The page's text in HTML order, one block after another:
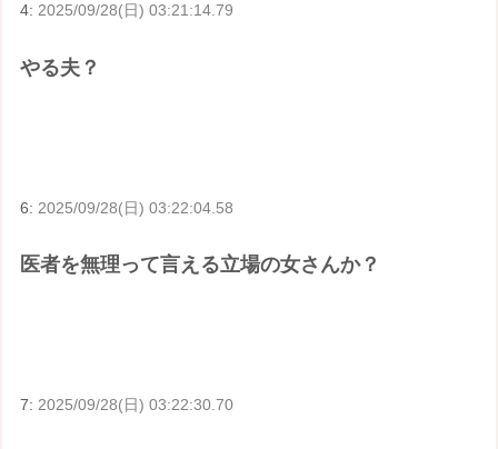
4:2025/09/28(日) 03:21:14.79
やる夫？
6: 2025/09/28(日) 03:22:04.58
医者を無理って言える立場の女さんか？
7:2025/09/28(日) 03:22:30.70